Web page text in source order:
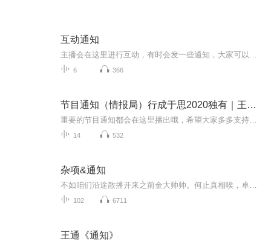
互动通知
6 366
节目通知（情报局）行成于思2020独有｜王牌通知术
14 532
杂项&通知
102 6711
王通《通知》